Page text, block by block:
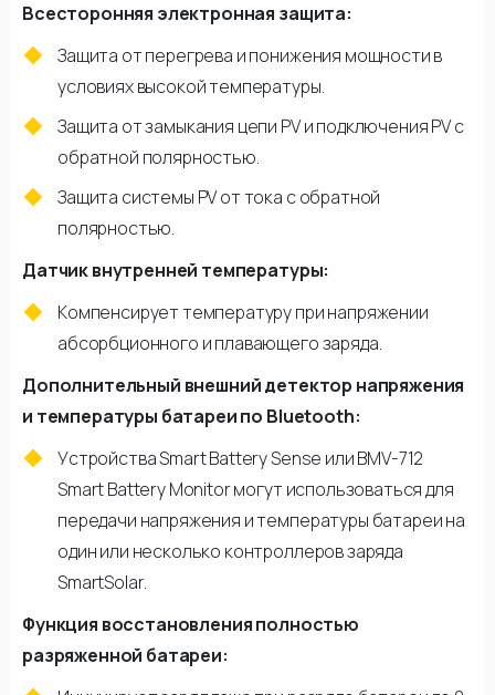
Всесторонняя электронная защита:
Защита от перегрева и понижения мощности в
условиях высокой температуры.
Защита от замыкания цепи PV и подключения PV с
обратной полярностью.
Защита системы PV от тока с обратной
полярностью.
Датчик внутренней температуры:
Компенсирует температуру при напряжении
абсорбционного и плавающего заряда.
Дополнительный внешний детектор напряжения
и температуры батареи по Bluetooth:
Устройства Smart Battery Sense или BMV-712
Smart Battery Monitor могут использоваться для
передачи напряжения и температуры батареи на
один или несколько контроллеров заряда
SmartSolar.
Функция восстановления полностью
разряженной батареи: